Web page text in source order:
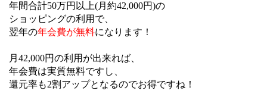
年間合計50万円以上(月約42,000円)の
ショッピングの利用で、
翌年の年会費が無料になります！
月42,000円の利用が出来れば、
年会費は実質無料ですし、
還元率も2割アップとなるのでお得ですね！